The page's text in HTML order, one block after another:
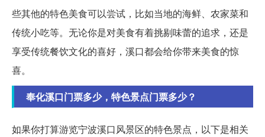
些其他的特色美食可以尝试，比如当地的海鲜、农家菜和
传统小吃等。无论你是对美食有着挑剔味蕾的追求，还是
享受传统餐饮文化的喜好，溪口都会给你带来美食的惊
喜。
奉化溪口门票多少，特色景点门票多少？
如果你打算游览宁波溪口风景区的特色景点，以下是相关